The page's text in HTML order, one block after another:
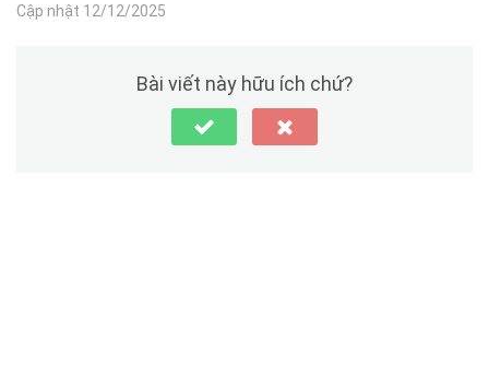
Cập nhật 12/12/2025
Bài viết này hữu ích chứ?